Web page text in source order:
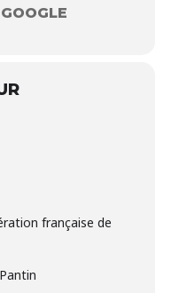
française de